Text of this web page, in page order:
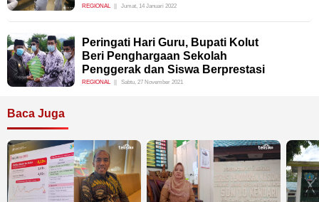
REGIONAL Jumat, 14 Januari 2022
Peringati Hari Guru, Bupati Kolut
Beri Penghargaan Sekolah
Penggerak dan Siswa Berprestasi
REGIONAL Sabtu, 27 November 2021
Baca Juga